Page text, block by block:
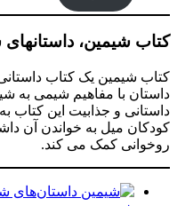
کتاب شیمین،
کتاب شیمین یک کتاب
داستان با مفاهیم شیمی
داستانی و جذابیت این
کودکان میل به خواندن آن
روخوانی کمک می کند.